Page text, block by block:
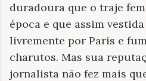
duradoura que o traje
época e que assim
livremente por Paris e
charutos. Mas sua
jornalista não fez mais